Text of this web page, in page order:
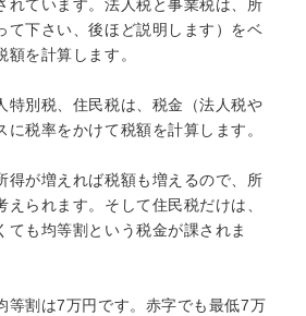
れています。法人税と事業税は、所
て下さい、後ほど説明します）をベ
を計算します。
特別税、住民税は、税金（法人税や
税率をかけて税額を計算します。
得が増えれば税額も増えるので、所
られます。そして住民税だけは、
ても均等割という税金が課されま
等割は7万円です。赤字でも最低7万